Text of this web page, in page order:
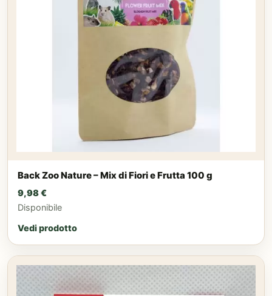
Back Zoo Nature – Mix di Fiori e Frutta 100 g
9,98€
Disponibile
Vedi prodotto